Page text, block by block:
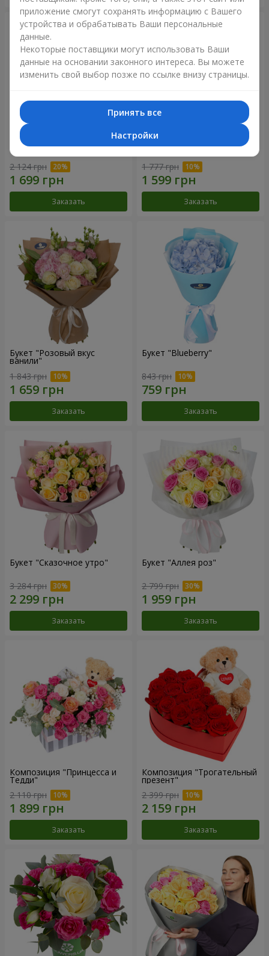
Букет "Панна Котта"
2 124 грн
Заказать
Композиция "Нежное
1 777 грн
Заказать
Букет "Розовый вкус
ванили"
1 843 грн
Заказать
Букет "Blueberry"
843 грн
Заказать
Букет "Сказочное утро"
3 284 грн
Заказать
Букет "Аллея роз"
2 799 грн
Заказать
Композиция "Принцесса и
Тедди"
2 110 грн
Заказать
Композиция "Трогательный
презент"
2 399 грн
Заказать
приложение смогут сохранять информацию с Вашего
устройства и обрабатывать Ваши персональные
данные.
Некоторые поставщики могут использовать Ваши
данные на основании законного интереса. Вы можете
изменить свой выбор позже по ссылке внизу страницы.
Принять все
Настройки